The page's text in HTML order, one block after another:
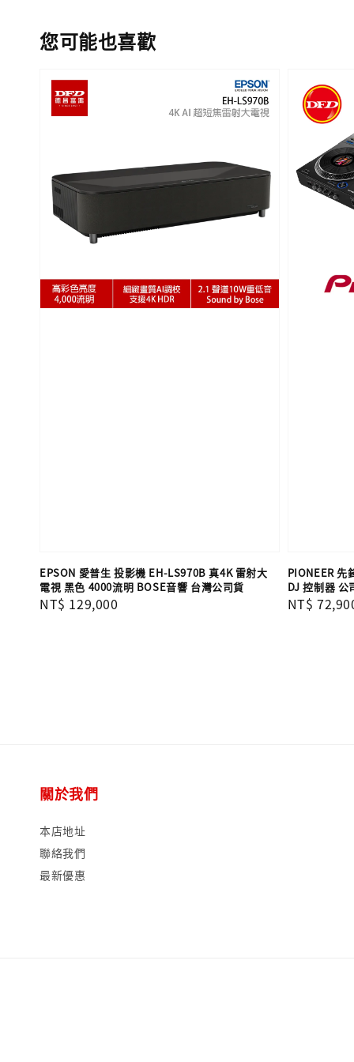
您可能也喜歡
EPSON 愛普生 投影機 EH-LS970B 真4K 雷射大
電視 黑色 4000流明 BOSE音響 台灣公司貨
Regular
NT$ 129,000
PIONEER 先
DJ 控制器 公
Regular
NT$
關於我們
本店地址
聯絡我們
最新優惠